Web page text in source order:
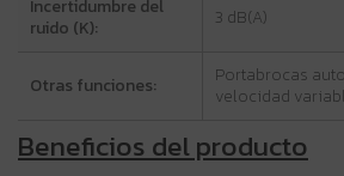
Incertidumbre del
ruido (K):
3 dB(A)
Otras funciones:
Portabrocas
velocidad
Beneficios del producto